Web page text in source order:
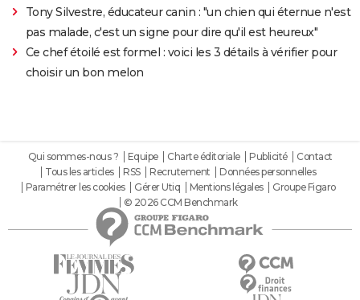
Tony Silvestre, éducateur canin : "un chien qui éternue n'est
pas malade, c'est un signe pour dire qu'il est heureux"
Ce chef étoilé est formel : voici les 3 détails à vérifier pour
choisir un bon melon
Qui sommes-nous ? Equipe Charte éditoriale Publicité
Contact
Tous les articles
RSS Recrutement
Données personnelles
Paramétrer les cookies
Gérer Utiq Mentions légales
Groupe Figaro
© 2026 CCM Benchmark